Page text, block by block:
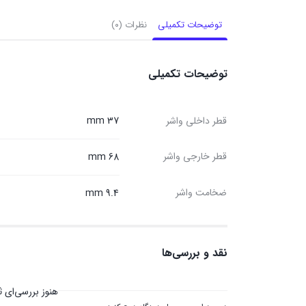
توضیحات تکمیلی نظرات (۰)
توضیحات تکمیلی
قطر داخلی واشر 37 mm
قطر خارجی واشر 68 mm
ضخامت واشر 9.4 mm
نقد و بررسی‌ها
هنوز